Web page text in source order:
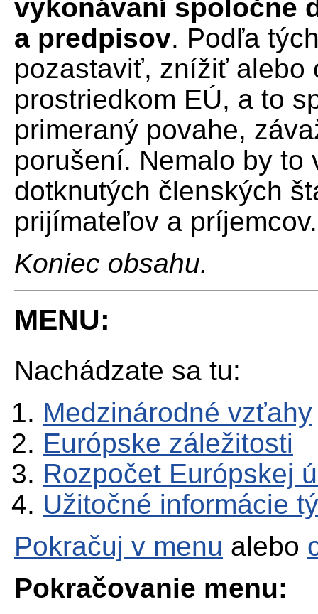
vykonávaní spoločne
a predpisov. Podľa
pozastaviť, znížiť alebo
prostriedkom EÚ, a to
primeraný povahe,
porušení. Nemalo by to
dotknutých členských
prijímateľov a príjemcov.
Koniec obsahu.
MENU:
Nachádzate sa tu:
Medzinárodné vzťahy
Európske záležitosti
Rozpočet Európskej
Užitočné informácie
Pokračuj v menu alebo
Pokračovanie menu: